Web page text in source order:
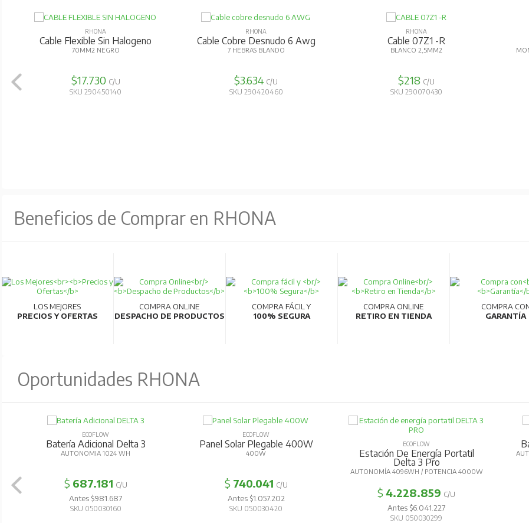
Polietileno reticulado (XLPE)
PVC
IEC 60502
RHONA
Cable Flexible Sin Halogeno
70MM2 NEGRO
$17.730 C/U
SKU 290450140
RHONA
Cable Cobre Desnudo 6 Awg
7 HEBRAS BLANDO
$3.634 C/U
SKU 290420460
RHONA
Cable 07Z1 -R
BLANCO 2,5MM2
$218 C/U
SKU 290070430
Beneficios de Comprar en RHONA
LOS MEJORES
PRECIOS Y OFERTAS
COMPRA ONLINE
DESPACHO DE PRODUCTOS
COMPRA FÁCIL Y
100% SEGURA
COMPRA ONLINE
RETIRO EN TIENDA
COMPRA
GARANTÍA
Oportunidades RHONA
ECOFLOW
Batería Adicional Delta 3
AUTONOMIA 1024 WH
$ 687.181 C/U
Antes $981.687
SKU 050030160
ECOFLOW
Panel Solar Plegable 400W
400W
$ 740.041 C/U
Antes $1.057.202
SKU 050030420
ECOFLOW
Estación De Energía Portatil
Delta 3 Pro
AUTONOMÍA 4096WH / POTENCIA 4000W
$ 4.228.859 C/U
Antes $6.041.227
SKU 050030299